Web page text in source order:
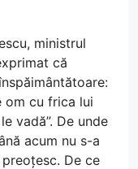
ministrul
că
om cu frica lui
vadă”. De unde
acum nu s-a
De ce